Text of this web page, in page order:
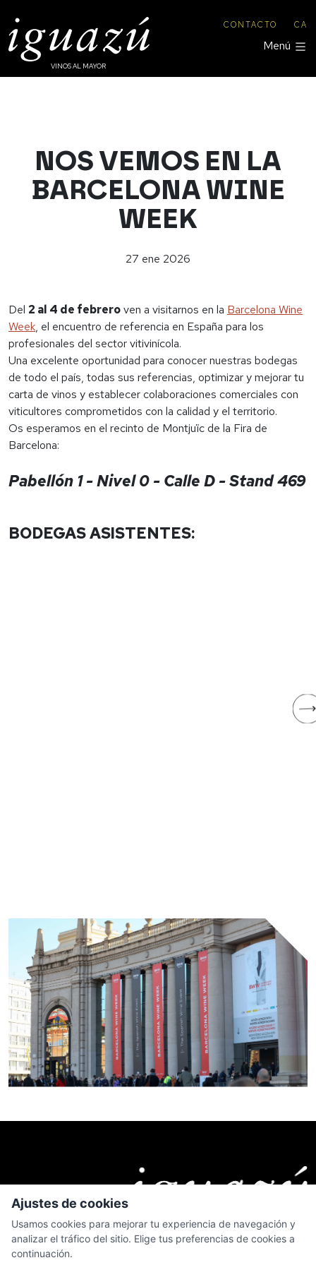
CONTACTO CA
Menú
VINOS AL MAYOR
NOS VEMOS EN LA
BARCELONA WINE
WEEK
27 ene 2026
Del 2 al 4 de febreroven a visitarnos en la Barcelona Wine
Week, el encuentro de referencia en España para los
profesionales del sector vitivinícola.
Una excelente oportunidad para conocer nuestras bodegas
de todo el país, todas sus referencias, optimizar y mejorar tu
carta de vinos y establecer colaboraciones comerciales con
viticultores comprometidos con la calidad y el territorio.
Os esperamos en el recinto de Montjuïc de la Fira de
Barcelona:
Pabellón 1 - Nivel 0 - Calle D - Stand 469
BODEGAS ASISTENTES:
Ajustes de cookies
Usamos cookies para mejorar tu experiencia de navegación y
analizar el tráfico del sitio. Elige tus preferencias de cookies a
continuación.